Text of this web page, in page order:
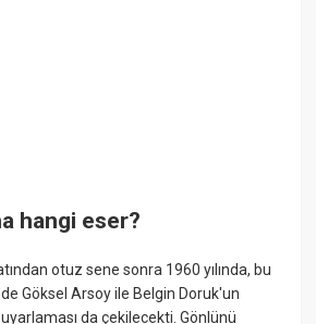
hangi eser?
otuz sene sonra 1960 yılında, bu
Göksel Arsoy ile Belgin Doruk'un
da çekilecekti. Gönlünü